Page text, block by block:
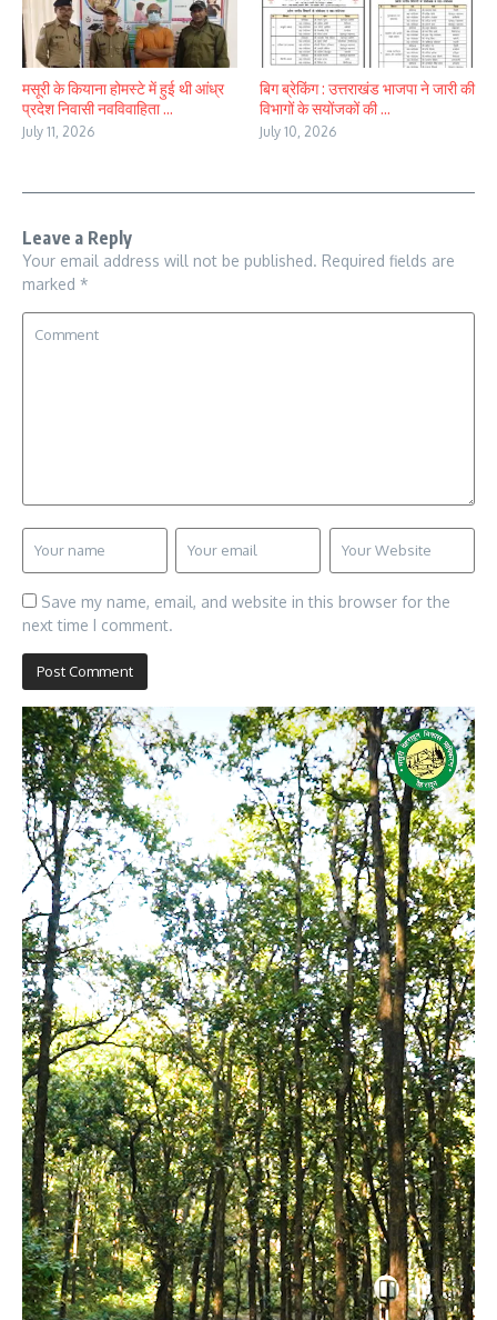
मसूरी के कियाना होमस्टे में हुई थी आंध्र
प्रदेश निवासी नवविवाहिता ...
July 11, 2026
बिग ब्रेकिंग : उत्तराखंड भाजपा ने जारी की
विभागों के सयोंजकों की ...
July 10, 2026
Leave a Reply
Your email address will not be published. Required fields are
marked *
Save my name, email, and website in this browser for the
next time I comment.